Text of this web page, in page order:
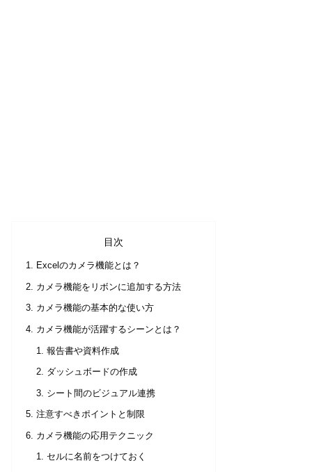
目次
Excelのカメラ機能とは？
カメラ機能をリボンに追加する方法
カメラ機能の基本的な使い方
カメラ機能が活躍するシーンとは？
報告書や資料作成
ダッシュボードの作成
シート間のビジュアル連携
注意すべきポイントと制限
カメラ機能の応用テクニック
セルに名前をつけておく